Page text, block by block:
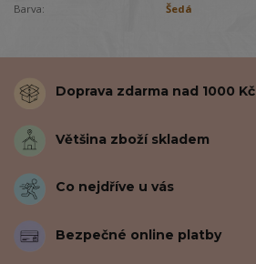
Barva:
Šedá
Doprava zdarma nad 1000 Kč
Většina zboží skladem
Co nejdříve u vás
Bezpečné online platby